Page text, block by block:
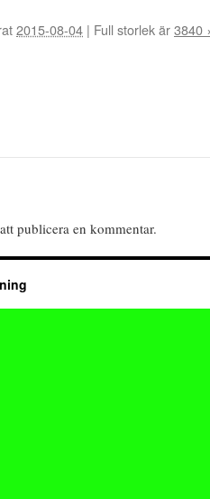
2015-08-04 | Full storlek är3840
publicera en kommentar.